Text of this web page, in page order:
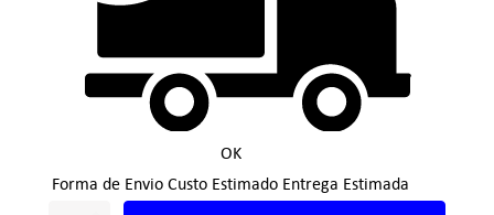
OK
Forma de Envio Custo Estimado Entrega Estimada